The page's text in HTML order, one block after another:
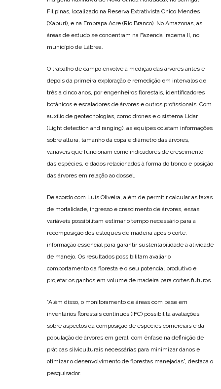
Filipinas, localizado na Reserva Extrativista Chico Mendes
(Xapuri), e na Embrapa Acre (Rio Branco). No Amazonas, as
áreas de estudo se concentram na Fazenda Iracema II, no
município de Lábrea.
O trabalho de campo envolve a medição das árvores antes e
depois da primeira exploração e remedição em intervalos de
três a cinco anos, por engenheiros florestais, identificadores
botânicos e escaladores de árvores e outros profissionais. Com
auxílio de geotecnologias, como drones e o sistema Lidar
(Light detection and ranging), as equipes coletam informações
sobre altura, tamanho da copa e diâmetro das árvores,
variáveis que funcionam como indicadores de crescimento
das espécies, e dados relacionados à forma do tronco e posição
das árvores em relação ao dossel.
De acordo com Luís Oliveira, além de permitir calcular as taxas
de mortalidade, ingresso e crescimento de árvores, essas
variáveis possibilitam estimar o tempo necessário para a
recomposição dos estoques de madeira após o corte,
informação essencial para garantir sustentabilidade à atividade
de manejo. Os resultados possibilitam avaliar o
comportamento da floresta e o seu potencial produtivo e
projetar os ganhos em volume de madeira para cortes futuros.
“Além disso, o monitoramento de áreas com base em
inventários florestais contínuos (IFC) possibilita avaliações
sobre aspectos da composição de espécies comerciais e da
população de árvores em geral, com ênfase na definição de
práticas silviculturais necessárias para minimizar danos e
otimizar o desenvolvimento de florestas manejadas”, destaca o
pesquisador.